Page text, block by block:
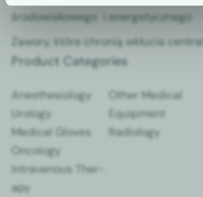
środowiskowego i ener­gety­cznego
Zawory, które chronią wkłu­cia
Product Categories
Anes­the­si­ol­o­gy
Urol­o­gy
Med­ical Gloves
Oncol­o­gy
Intra­venous Ther­
a­py
Oth­er Med­ical
Equip­ment
Radi­ol­o­gy